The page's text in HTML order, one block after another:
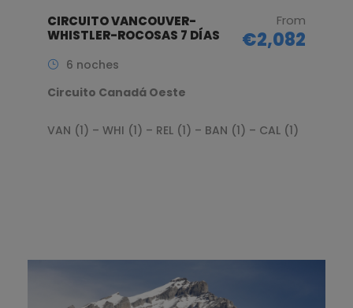
CIRCUITO VANCOUVER-
WHISTLER-ROCOSAS 7 DÍAS
From
€2,082
6 noches
Circuito Canadá Oeste
VAN (1) – WHI (1) – REL (1) – BAN (1) – CAL (1)